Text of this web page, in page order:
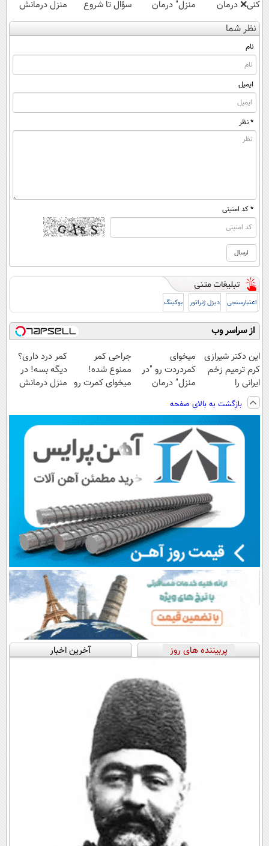
کنی❌ درمان
بدون جراحی و
قرص
(پرسشنامه)
منزل" درمان
کنی؟ (◂فیلم +
◂پرسش‌نامه)
سؤال تا شروع
بهبودی فاصله‌
داری!
منزل درمانش
کن
(◀پرسش‌نامه)
نظر شما
نام
ایمیل
* نظر
* کد امنیتی
اعتبارسنجی دیزل ژنراتور بوکینگ
از سراسر وب
این دکتر شیرازی
کرم ترمیم زخم
ایرانی را
ساخت!!!
میخوای
کمردردت رو "در
منزل" درمان
◂پرسش‌نامه)
جراحی کمر
ممنوع شده!
میخوای کمرت رو
((پرسش‌نامه))
کمر درد داری؟
دیگه بسه! در
منزل درمانش
بازگشت به بالای صفحه
پربیننده های روز آخرین اخبار